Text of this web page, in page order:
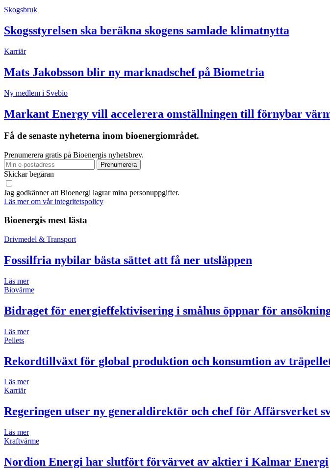
Skogsbruk
Skogsstyrelsen ska beräkna skogens samlade klimatnytta
Karriär
Mats Jakobsson blir ny marknadschef på Biometria
Ny medlem i Svebio
Markant Energy vill accelerera omställningen till förnybar
Få de senaste nyheterna inom bioenergiområdet.
Prenumerera gratis på Bioenergis nyhetsbrev.
Skickar begäran
Jag godkänner att Bioenergi lagrar mina personuppgifter.
Läs mer om vår integritetspolicy
Bioenergis mest lästa
Drivmedel & Transport
Fossilfria nybilar bästa sättet att få ner utsläppen
Läs mer
Biovärme
Bidraget för energieffektivisering i småhus öppnar för
Läs mer
Pellets
Rekordtillväxt för global produktion och konsumtion av
Läs mer
Karriär
Regeringen utser ny generaldirektör och chef för Affärsverket
Läs mer
Kraftvärme
Nordion Energi har slutfört förvärvet av aktier i Kalmar Energi